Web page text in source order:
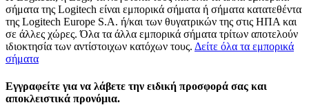
σήματα της Logitech είναι εμπορικά σήματα ή σήματα κατατεθέντα
της Logitech Europe S.A. ή/και των θυγατρικών της στις ΗΠΑ και
σε άλλες χώρες. Όλα τα άλλα εμπορικά σήματα τρίτων αποτελούν
ιδιοκτησία των αντίστοιχων κατόχων τους. Δείτε όλα τα εμπορικά
σήματα
Εγγραφείτε για να λάβετε την ειδική προσφορά σας και
αποκλειστικά προνόμια.